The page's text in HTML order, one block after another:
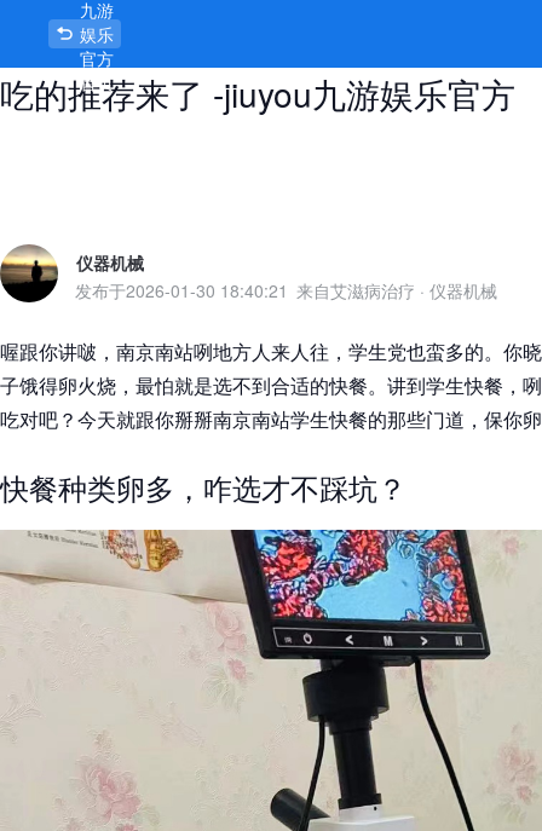
南京南站学生快餐怎么选，划算又好
吃的推荐来了 -jiuyou九游娱乐官方
九游
娱乐
官方
首页
仪器机械
发布于2026-01-30 18:40:21 来自艾滋病治疗 · 仪器机械
喔跟你讲啵，南京南站咧地方人来人往，学生党也蛮多的。你
子饿得卵火烧，最怕就是选不到合适的快餐。讲到学生快餐，
吃对吧？今天就跟你掰掰南京南站学生快餐的那些门道，保你
快餐种类卵多，咋选才不踩坑？